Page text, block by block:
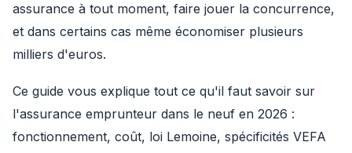
assurance à tout moment, faire jouer la concurrence,
et dans certains cas même économiser plusieurs
milliers d'euros.
Ce guide vous explique tout ce qu'il faut savoir sur
l'assurance emprunteur dans le neuf en 2026 :
fonctionnement, coût, loi Lemoine, spécificités VEFA